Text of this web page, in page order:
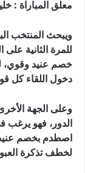
معلق المباراة :
ويبحث المنتخب
للمرة الثانية
خصم عنيد وقوي،
دخول اللقاء كل
وعلى الجهة
الدور، فهو يرغب
اصطدم بخصم
لخطف تذكرة